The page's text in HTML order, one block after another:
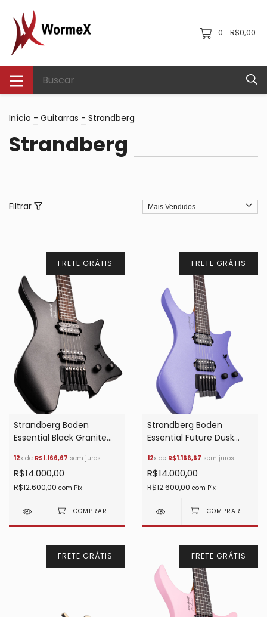
0 - R$0,00
Início - Guitarras - Strandberg
Strandberg
Filtrar
FRETE GRÁTIS
Strandberg Boden
Essential Black Granite
12x de R$1.166,67 sem juros
R$14.000,00
R$12.600,00 com Pix
FRETE GRÁTIS
Strandberg Boden
Essential Future Dusk
12x de R$1.166,67 sem juros
R$14.000,00
R$12.600,00 com Pix
FRETE GRÁTIS FRETE GRÁTIS